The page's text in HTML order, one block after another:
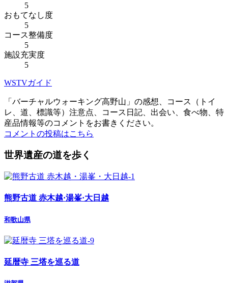
5
おもてなし度
5
コース整備度
5
施設充実度
5
WSTVガイド
「バーチャルウォーキング高野山」の感想、コース（トイ
レ、道、標識等）注意点、コース日記、出会い、食べ物、特
産品情報等のコメントをお書きください。
コメントの投稿はこちら
世界遺産の道を歩く
熊野古道 赤木越·湯峯·大日越
和歌山県
延暦寺 三塔を巡る道